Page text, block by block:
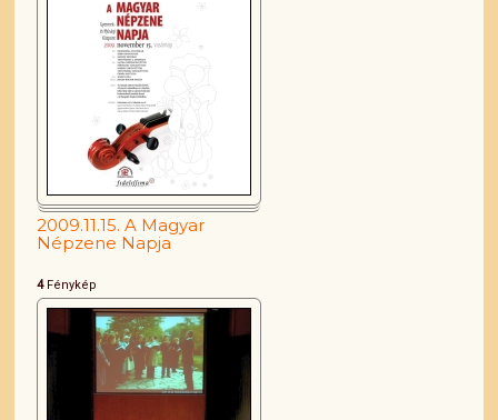
2009.11.15. A Magyar
Népzene Napja
4Fénykép